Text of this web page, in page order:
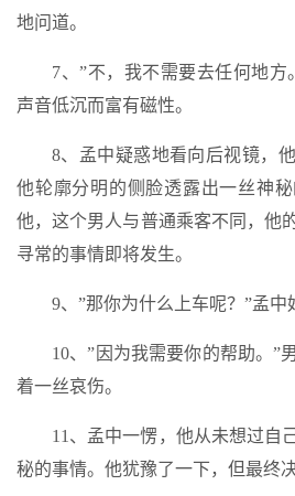
地问道。
7、”不，我不需要去任何地方
声音低沉而富有磁性。
8、孟中疑惑地看向后视镜，
他轮廓分明的侧脸透露出一丝神
他，这个男人与普通乘客不同，他
寻常的事情即将发生。
9、”那你为什么上车呢？”孟中
10、”因为我需要你的帮助。”
着一丝哀伤。
11、孟中一愣，他从未想过自
秘的事情。他犹豫了一下，但最终